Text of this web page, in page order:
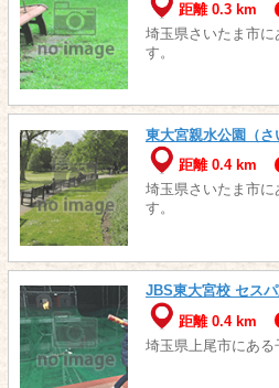
距離 0.3 km
埼玉県さいたま市
す。
東大宮親水公園（さ
距離 0.4 km
埼玉県さいたま市
す。
JBS東大宮校 セス
距離 0.4 km
埼玉県上尾市にある